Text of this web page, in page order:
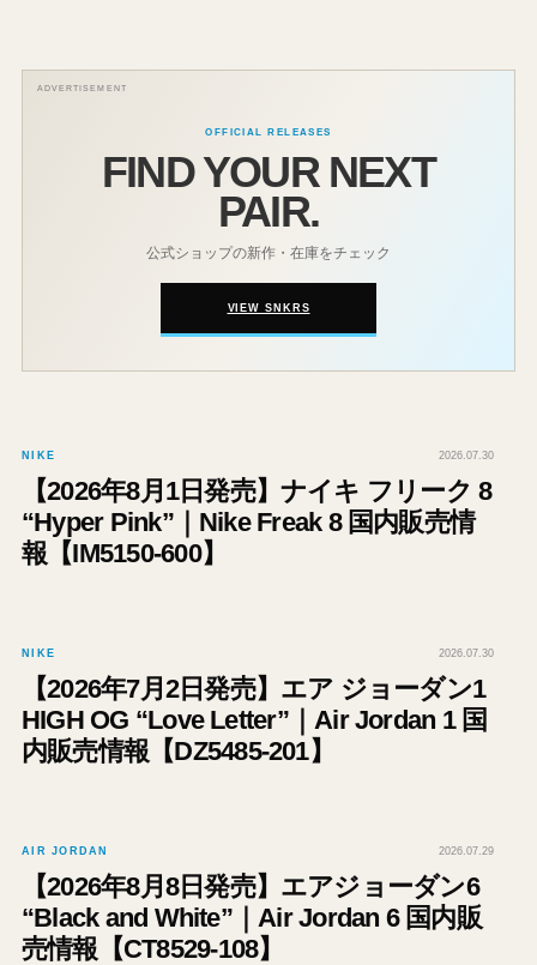
ADVERTISEMENT
OFFICIAL RELEASES
FIND YOUR NEXT
PAIR.
公式ショップの新作・在庫をチェック
VIEW SNKRS
NIKE 2026.07.30
【2026年8月1日発売】ナイキ フリーク 8
“Hyper Pink”｜Nike Freak 8 国内販売情
報【IM5150-600】
NIKE 2026.07.30
【2026年7月2日発売】エア ジョーダン1
HIGH OG “Love Letter”｜Air Jordan 1 国
内販売情報【DZ5485-201】
AIR JORDAN 2026.07.29
【2026年8月8日発売】エアジョーダン6
“Black and White”｜Air Jordan 6 国内販
売情報【CT8529-108】